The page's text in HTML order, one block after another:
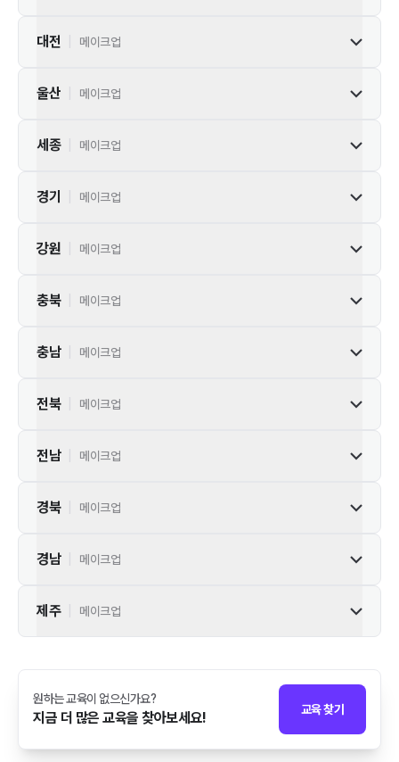
대전 메이크업
울산 메이크업
세종 메이크업
경기 메이크업
강원 메이크업
충북 메이크업
충남 메이크업
전북 메이크업
전남 메이크업
경북 메이크업
경남 메이크업
제주 메이크업
원하는 교육이 없으신가요?
지금 더 많은 교육을 찾아보세요! 교육 찾기